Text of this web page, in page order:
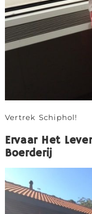
Vertrek Schiphol!
Ervaar Het
Boerderij